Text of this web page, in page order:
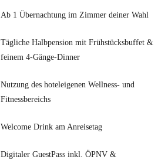
Ab 1 Übernachtung im Zimmer deiner Wahl
Tägliche Halbpension mit Frühstücksbuffet &
feinem 4-Gänge-Dinner
Nutzung des hoteleigenen Wellness- und
Fitnessbereichs
Welcome Drink am Anreisetag
Digitaler GuestPass inkl. ÖPNV &